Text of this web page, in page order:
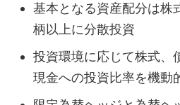
基本となる資産配分は
柄以上に分散投資
投資環境に応じて株式、
現金への投資比率を機動